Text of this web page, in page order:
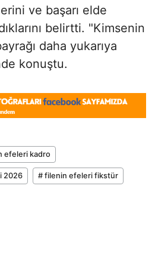
ve başarı elde
belirtti. "Kimsenin
daha yukarıya
konuştu.
efeleri kadro
2026 # filenin efeleri fikstür